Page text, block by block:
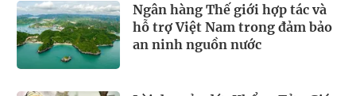
Ngân hàng Thế giới hợp tác và
hỗ trợ Việt Nam trong đảm bảo
an ninh nguồn nước